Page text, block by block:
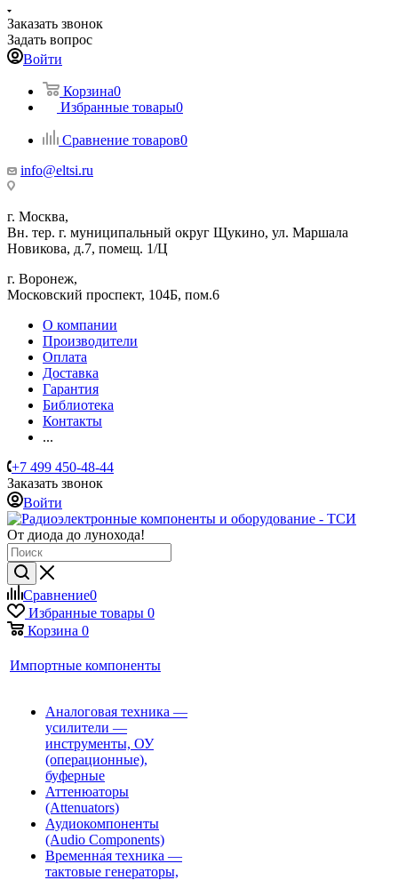
Заказать звонок
Задать вопрос
Войти
Корзина0
Избранные товары0
Сравнение товаров0
info@eltsi.ru
г. Москва,
Вн. тер. г. муниципальный округ Щукино, ул. Маршала
Новикова, д.7, помещ. 1/Ц
г. Воронеж,
​Московский проспект, 104Б, пом.6
О компании
Производители
Оплата
Доставка
Гарантия
Библиотека
Контакты
...
+7 499 450-48-44
Заказать звонок
Войти
От диода до лунохода!
Сравнение0
Избранные товары 0
Корзина 0
Импортные компоненты
Аналоговая техника —
усилители —
инструменты, ОУ
(операционные),
буферные
Аттенюаторы
(Attenuators)
Аудиокомпоненты
(Audio Components)
Временна́я техника —
тактовые генераторы,